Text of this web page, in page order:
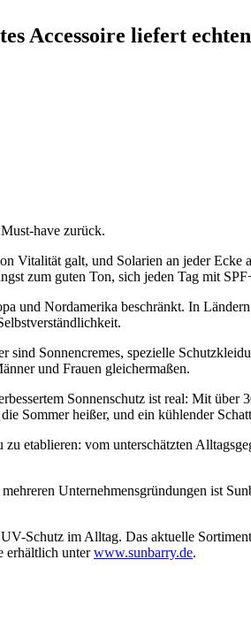
Accessoire liefert
have zurück.
Vitalität galt, und Solarien an jeder
zum guten Ton, sich jeden Tag mit
und Nordamerika beschränkt. In
Sonnencremes, spezielle
und Frauen gleichermaßen.
Sonnenschutz ist real: Mit
Sommer heißer, und ein kühlender
etablieren: vom unterschätzten
Unternehmensgründungen ist
Schutz im Alltag. Das aktuelle
erhältlich unterwww.sunbarry.de.